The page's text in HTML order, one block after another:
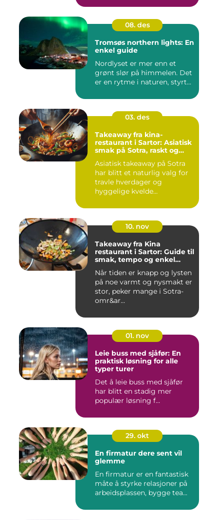
08. des
Tromsøs northern lights: En
enkel guide
Nordlyset er mer enn et
grønt slør på himmelen. Det
er en rytme i naturen, styrt...
03. des
Takeaway fra kina-
restaurant i Sartor: Asiatisk
smak på Sotra, raskt og
Asiatisk takeaway på Sotra
har blitt et naturlig valg for
travle hverdager og
hyggelige kvelde...
10. nov
Takeaway fra Kina
restaurant i Sartor: Guide til
smak, tempo og enkel
Når tiden er knapp og lysten
på noe varmt og nysmakt er
stor, peker mange i Sotra-
omr&ar...
01. nov
Leie buss med sjåfør: En
praktisk løsning for alle
typer turer
Det å leie buss med sjåfør
har blitt en stadig mer
populær løsning f...
29. okt
En firmatur dere sent vil
glemme
En firmatur er en fantastisk
måte å styrke relasjoner på
arbeidsplassen, bygge tea...